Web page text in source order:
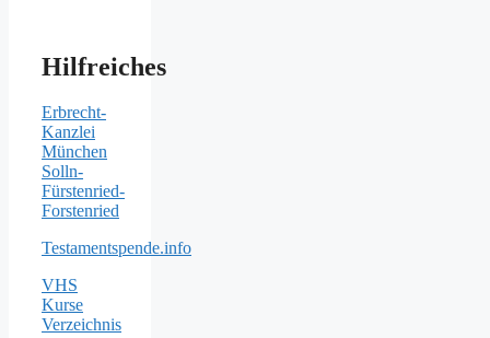
Hilfreiches
Erbrecht-
Kanzlei
München
Solln-
Fürstenried-
Forstenried
Testamentspende.info
VHS
Kurse
Verzeichnis